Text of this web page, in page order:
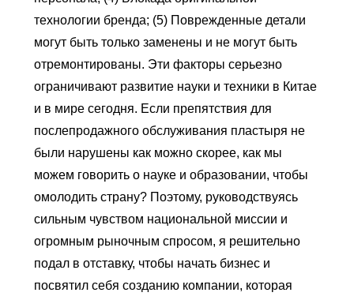
технологии бренда; (5) Поврежденные детали
могут быть только заменены и не могут быть
отремонтированы. Эти факторы серьезно
ограничивают развитие науки и техники в Китае
и в мире сегодня. Если препятствия для
послепродажного обслуживания пластыря не
были нарушены как можно скорее, как мы
можем говорить о науке и образовании, чтобы
омолодить страну? Поэтому, руководствуясь
сильным чувством национальной миссии и
огромным рыночным спросом, я решительно
подал в отставку, чтобы начать бизнес и
посвятил себя созданию компании, которая